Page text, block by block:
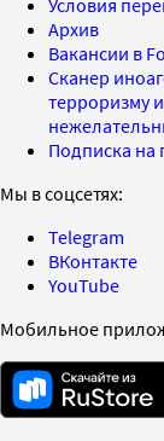
Архив
Вакансии в
Сканер
терроризму
Подписка на
Мы в соцсетях:
Telegram
ВКонтакте
YouTube
Мобильное